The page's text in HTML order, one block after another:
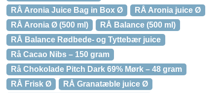
RÅ Aronia Juice Bag in Box Ø
RÅ Aronia juice Ø
RÅ Aronia Ø (500 ml)
RÅ Balance (500 ml)
RÅ Balance Rødbede- og Tyttebær juice
Rå Cacao Nibs – 150 gram
Rå Chokolade Pitch Dark 69% Mørk – 48 gram
RÅ Frisk Ø
RÅ Granatæble juice Ø